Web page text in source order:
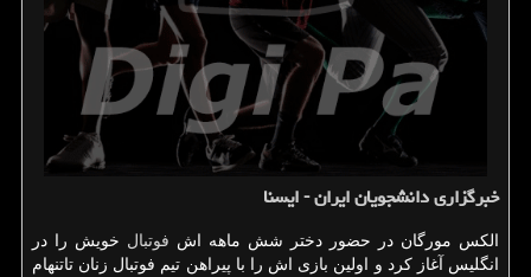
خبرگزاری دانشجویان ایران - ایسنا
الکس مورگان در حضور دختر شش ماهه اش فوتبال خویش را در
انگلیس آغاز کرد و اولین بازی اش را با پیراهن تیم فوتبال زنان تاتنهام